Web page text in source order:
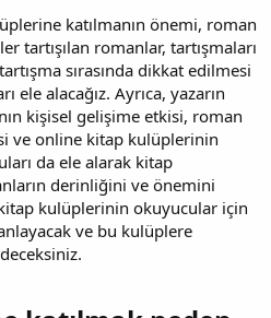
katılmanın önemi, roman
tartışılan romanlar, tartışmaları
sırasında dikkat edilmesi
alacağız. Ayrıca, yazarın
kişisel gelişime etkisi, roman
ve online kitap kulüplerinin
da ele alarak kitap
derinliğini ve önemini
kulüplerinin okuyucular için
ve bu kulüplere